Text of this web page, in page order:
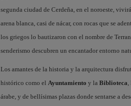
segunda ciudad de Cerdeña, en el noroeste,
arena blanca, casi de nácar, con rocas que se
los griegos lo bautizaron con el nombre de
senderismo descubren un encantador entorno
Los amantes de la historia y la arquitectura
histórico como el Ayuntamiento y la Biblioteca,
árabe, y de bellísimas plazas donde sentarse a